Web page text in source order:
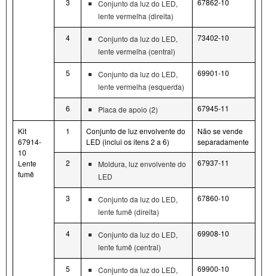
Conjunto da luz do LED,
lente vermelha (direita)
4
Conjunto da luz do LED,
lente vermelha (central)
73402-10
5
Conjunto da luz do LED,
lente vermelha (esquerda)
69901-10
6 Placa de apoio (2) 67945-11
Kit
67914-
10
Lente
fumê
1
Conjunto de luz envolvente do
LED (inclui os itens 2 a 6)
Não se vende
separadamente
2
Moldura, luz envolvente do
LED
67937-11
3
Conjunto da luz do LED,
lente fumê (direita)
67860-10
4
Conjunto da luz do LED,
lente fumê (central)
69908-10
5
Conjunto da luz do LED,
69900-10